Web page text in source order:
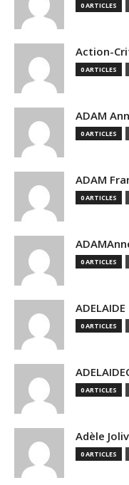
0 ARTICLES
Action-
0 ARTICLES
ADAM
0 ARTICLES
ADAM
0 ARTICLES
0 ARTICLES
ADELAIDE
0 ARTICLES
0 ARTICLES
Adèle
0 ARTICLES